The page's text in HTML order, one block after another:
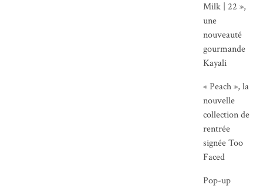
Milk | 22 »,
une
nouveauté
gourmande
Kayali
« Peach », la
nouvelle
collection de
rentrée
signée Too
Faced
Pop-up